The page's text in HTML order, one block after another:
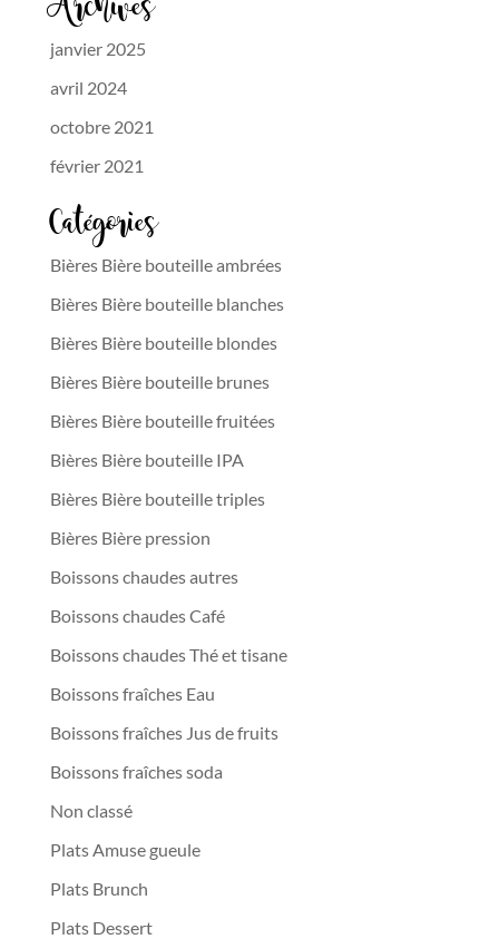
janvier 2025
avril 2024
octobre 2021
février 2021
Catégories
Bières Bière bouteille ambrées
Bières Bière bouteille blanches
Bières Bière bouteille blondes
Bières Bière bouteille brunes
Bières Bière bouteille fruitées
Bières Bière bouteille IPA
Bières Bière bouteille triples
Bières Bière pression
Boissons chaudes autres
Boissons chaudes Café
Boissons chaudes Thé et tisane
Boissons fraîches Eau
Boissons fraîches Jus de fruits
Boissons fraîches soda
Non classé
Plats Amuse gueule
Plats Brunch
Plats Dessert